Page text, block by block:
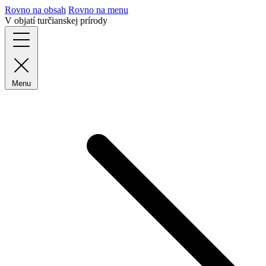
Rovno na obsah Rovno na menu
V objatí turčianskej prírody
Menu